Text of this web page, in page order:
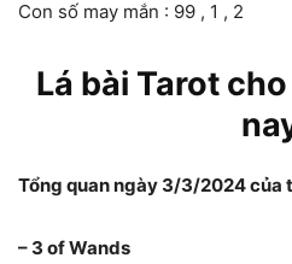
Con số may mắn : 99 , 1 , 2
Lá bài Tarot
Tổng quan ngày 3/3/2024 của
– 3 of Wands